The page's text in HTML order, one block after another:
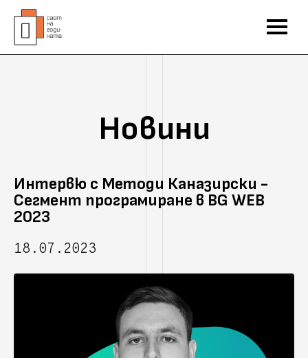
Новини
Интервю с Методи Каназирски -
Сегмент програмиране в BG WEB
2023
18.07.2023